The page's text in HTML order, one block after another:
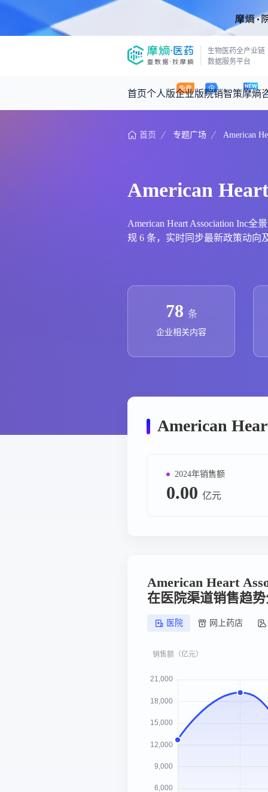
生物医药全产业链
数据服务平台
首页个人版企业版院销智策摩熵
咨询服务
产品立项评估及管线规划
投资决策与交易估值
摩熵原创
深度分析
投融资
时讯
数据中心
基于市场数据，为您提供全面的市场
政策法规
药品生产企业
王中健
首页 专题广场 American
American
American Heart Association Inc
规 6 条，实时同步最新政策动向
78 条
企业相关内容
American
2024年销售额
0.00 亿元
American Heart
在医院渠道销售趋
医院 网上药店